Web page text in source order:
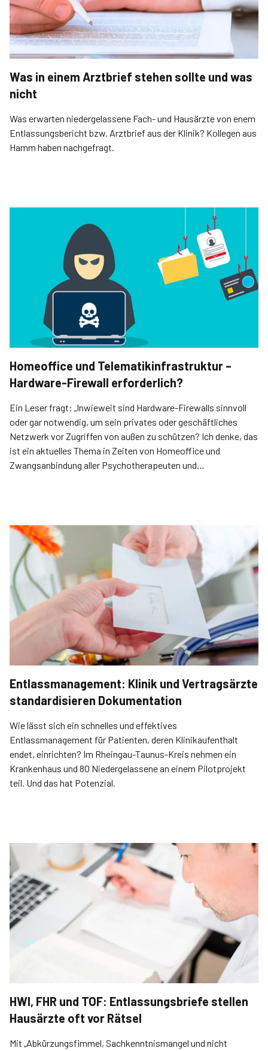
Was in einem Arztbrief stehen sollte und was
nicht
Was erwarten niedergelassene Fach- und Hausärzte von enem
Entlassungsbericht bzw. Arztbrief aus der Klinik? Kollegen aus
Hamm haben nachgefragt.
Homeoffice und Telematikinfrastruktur –
Hardware-Firewall erforderlich?
Ein Leser fragt: „Inwieweit sind Hardware-Firewalls sinnvoll
oder gar notwendig, um sein privates oder geschäftliches
Netzwerk vor Zugriffen von außen zu schützen? Ich denke, das
ist ein aktuelles Thema in Zeiten von Homeoffice und
Zwangsanbindung aller Psychotherapeuten und
Entlassmanagement: Klinik und Vertragsärzte
standardisieren Dokumentation
Wie lässt sich ein schnelles und effektives
Entlassmanagement für Patienten, deren Klinikaufenthalt
endet, einrichten? Im Rheingau-Taunus-Kreis nehmen ein
Krankenhaus und 80 Niedergelassene an einem Pilotprojekt
teil. Und das hat Potenzial.
HWI, FHR und TOF: Entlassungsbriefe stellen
Hausärzte oft vor Rätsel
Mit „Abkürzungsfimmel, Sachkenntnismangel und nicht